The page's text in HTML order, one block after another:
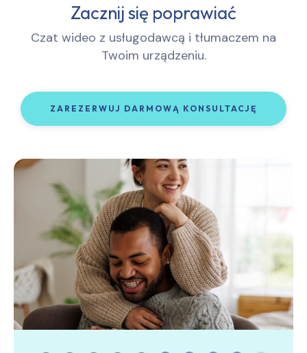
Zacznij się poprawiać
Czat wideo z usługodawcą i tłumaczem na
Twoim urządzeniu.
ZAREZERWUJ DARMOWĄ KONSULTACJĘ